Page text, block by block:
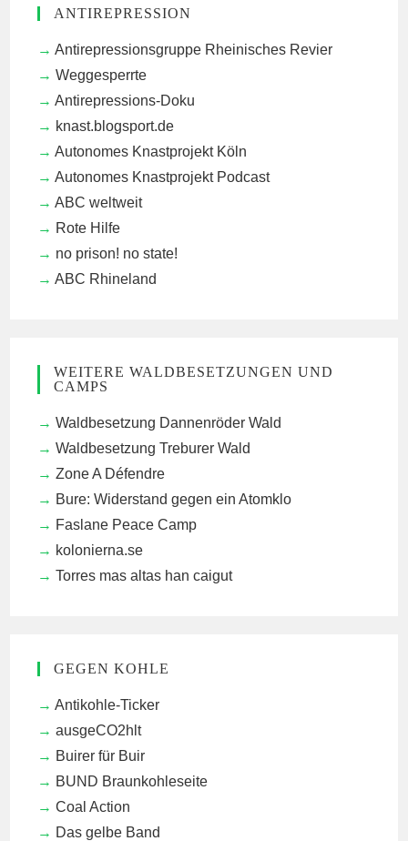
ANTIREPRESSION
Antirepressionsgruppe Rheinisches Revier
Weggesperrte
Antirepressions-Doku
knast.blogsport.de
Autonomes Knastprojekt Köln
Autonomes Knastprojekt Podcast
ABC weltweit
Rote Hilfe
no prison! no state!
ABC Rhineland
WEITERE WALDBESETZUNGEN UND
CAMPS
Waldbesetzung Dannenröder Wald
Waldbesetzung Treburer Wald
Zone A Défendre
Bure: Widerstand gegen ein Atomklo
Faslane Peace Camp
kolonierna.se
Torres mas altas han caigut
GEGEN KOHLE
Antikohle-Ticker
ausgeCO2hlt
Buirer für Buir
BUND Braunkohleseite
Coal Action
Das gelbe Band